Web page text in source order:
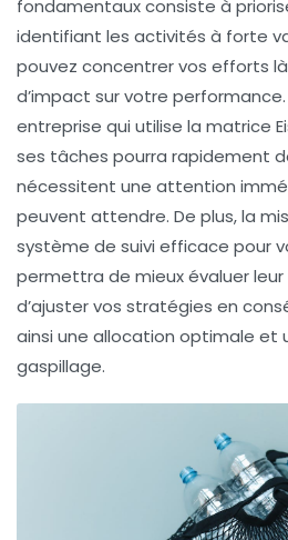
fondamentaux consiste à
identifiant les activités à forte
pouvez concentrer vos efforts
d’impact sur votre
entreprise qui utilise la matrice
ses tâches pourra rapidement
nécessitent une attention
peuvent attendre. De plus, la
système de suivi efficace pour
permettra de mieux évaluer
d’ajuster vos stratégies en
ainsi une allocation optimale et
gaspillage.